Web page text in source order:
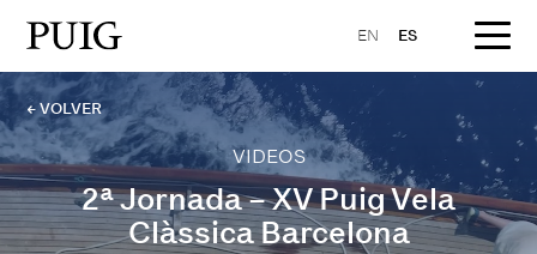
EN ES
← VOLVER
VIDEOS
2ª Jornada – XV Puig Vela
Clàssica Barcelona